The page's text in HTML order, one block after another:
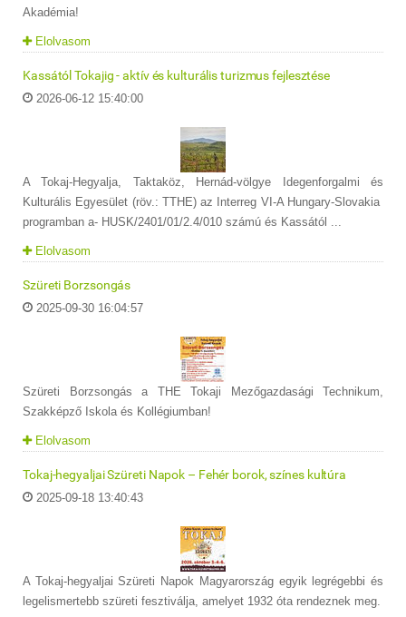
Akadémia!
Elolvasom
Kassától Tokajig - aktív és kulturális turizmus fejlesztése
2026-06-12 15:40:00
A Tokaj-Hegyalja, Taktaköz, Hernád-völgye Idegenforgalmi és
Kulturális Egyesület (röv.: TTHE) az Interreg VI-A Hungary-Slovakia
programban a- HUSK/2401/01/2.4/010 számú és Kassától ...
Elolvasom
Szüreti Borzsongás
2025-09-30 16:04:57
Szüreti Borzsongás a THE Tokaji Mezőgazdasági Technikum,
Szakképző Iskola és Kollégiumban!
Elolvasom
Tokaj-hegyaljai Szüreti Napok – Fehér borok, színes kultúra
2025-09-18 13:40:43
A Tokaj-hegyaljai Szüreti Napok Magyarország egyik legrégebbi és
legelismertebb szüreti fesztiválja, amelyet 1932 óta rendeznek meg.